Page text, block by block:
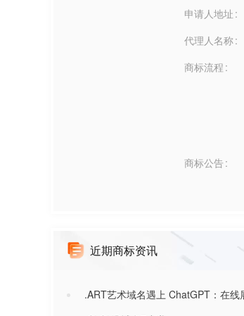
申请人地址
代理人名称
商标流程
商标公告
近期商标资讯
.ART艺术域名遇上 ChatGPT：在